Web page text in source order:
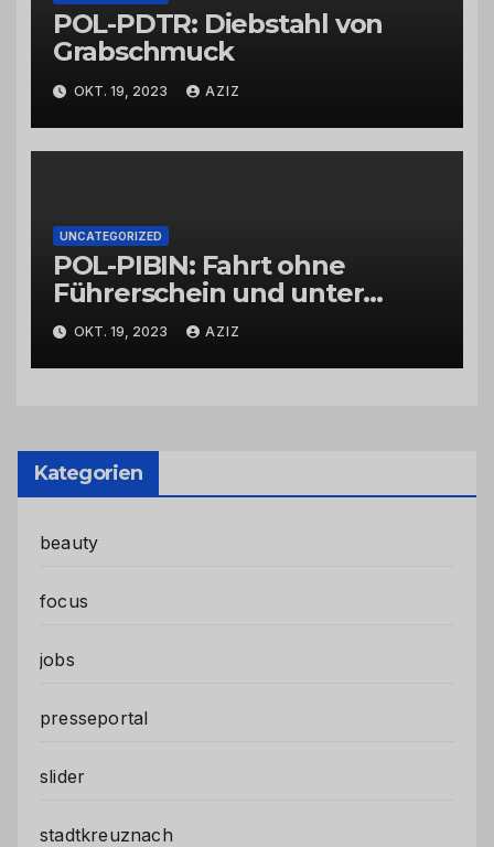
POL-PDTR: Diebstahl von
Grabschmuck
OKT. 19, 2023 AZIZ
UNCATEGORIZED
POL-PIBIN: Fahrt ohne
Führerschein und unter
Einfluss von Drogen
OKT. 19, 2023 AZIZ
Kategorien
beauty
focus
jobs
presseportal
slider
stadtkreuznach